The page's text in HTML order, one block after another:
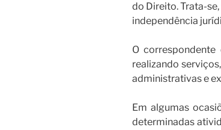
do Direito. Trata-
independência
O
realizando
administrativas e
Em algumas
determinadas